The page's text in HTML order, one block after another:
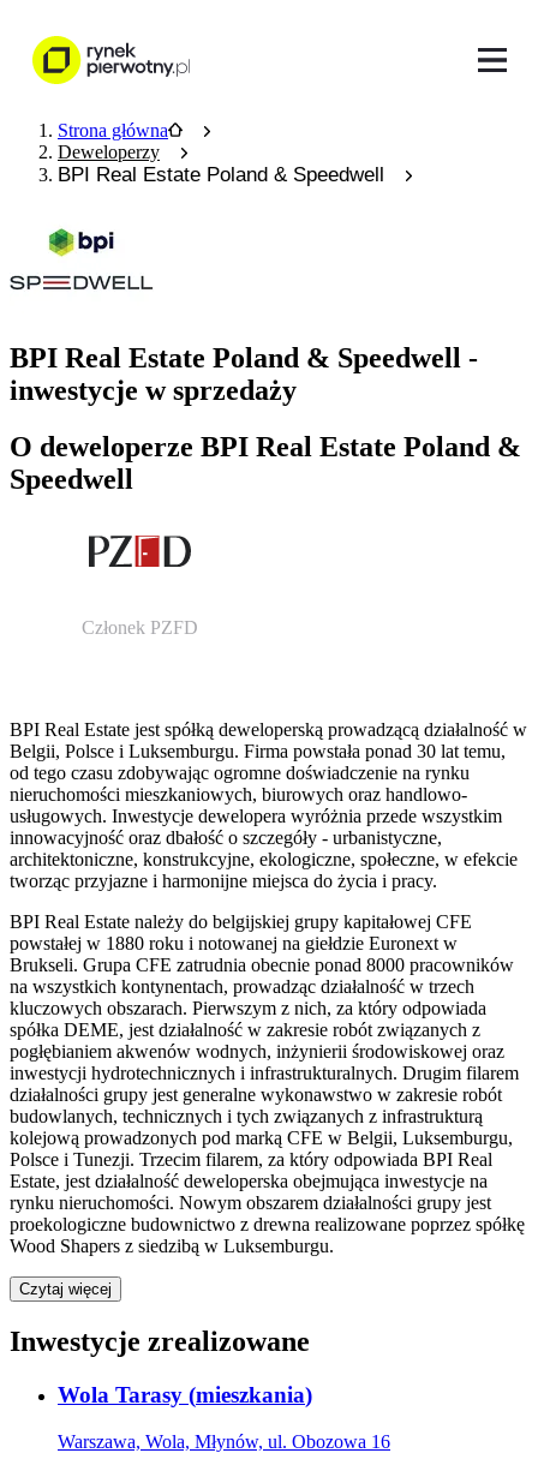
Strona główna
Deweloperzy
BPI Real Estate Poland & Speedwell
BPI Real Estate Poland & Speedwell -
inwestycje w sprzedaży
O deweloperze BPI Real Estate Poland &
Speedwell
Członek PZFD
BPI Real Estate jest spółką deweloperską prowadzącą działalność w
Belgii, Polsce i Luksemburgu. Firma powstała ponad 30 lat temu,
od tego czasu zdobywając ogromne doświadczenie na rynku
nieruchomości mieszkaniowych, biurowych oraz handlowo-
usługowych. Inwestycje dewelopera wyróżnia przede wszystkim
innowacyjność oraz dbałość o szczegóły - urbanistyczne,
architektoniczne, konstrukcyjne, ekologiczne, społeczne, w efekcie
tworząc przyjazne i harmonijne miejsca do życia i pracy.
BPI Real Estate należy do belgijskiej grupy kapitałowej CFE
powstałej w 1880 roku i notowanej na giełdzie Euronext w
Brukseli. Grupa CFE zatrudnia obecnie ponad 8000 pracowników
na wszystkich kontynentach, prowadząc działalność w trzech
kluczowych obszarach. Pierwszym z nich, za który odpowiada
spółka DEME, jest działalność w zakresie robót związanych z
pogłębianiem akwenów wodnych, inżynierii środowiskowej oraz
inwestycji hydrotechnicznych i infrastrukturalnych. Drugim filarem
działalności grupy jest generalne wykonawstwo w zakresie robót
budowlanych, technicznych i tych związanych z infrastrukturą
kolejową prowadzonych pod marką CFE w Belgii, Luksemburgu,
Polsce i Tunezji. Trzecim filarem, za który odpowiada BPI Real
Estate, jest działalność deweloperska obejmująca inwestycje na
rynku nieruchomości. Nowym obszarem działalności grupy jest
proekologiczne budownictwo z drewna realizowane poprzez spółkę
Wood Shapers z siedzibą w Luksemburgu.
Czytaj więcej
Inwestycje zrealizowane
Wola Tarasy (mieszkania)
Warszawa, Wola, Młynów, ul. Obozowa 16